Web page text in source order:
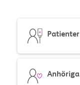
Patienter
Anhöriga